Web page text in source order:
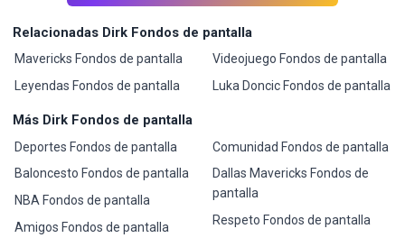
Relacionadas Dirk Fondos de pantalla
Mavericks Fondos de pantalla
Leyendas Fondos de pantalla
Videojuego Fondos de pantalla
Luka Doncic Fondos de pantalla
Más Dirk Fondos de pantalla
Deportes Fondos de pantalla
Baloncesto Fondos de pantalla
NBA Fondos de pantalla
Amigos Fondos de pantalla
Comunidad Fondos de pantalla
Dallas Mavericks Fondos de
pantalla
Respeto Fondos de pantalla